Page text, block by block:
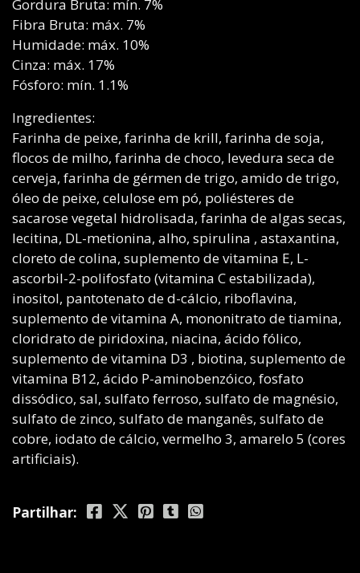
Gordura Bruta: mín. 7%
Fibra Bruta: máx. 7%
Humidade: máx. 10%
Cinza: máx. 17%
Fósforo: mín. 1.1%
Ingredientes:
Farinha de peixe, farinha de krill, farinha de soja,
flocos de milho, farinha de choco, levedura seca de
cerveja, farinha de gérmen de trigo, amido de trigo,
óleo de peixe, celulose em pó, poliésteres de
sacarose vegetal hidrolisada, farinha de algas secas,
lecitina, DL-metionina, alho, spirulina , astaxantina,
cloreto de colina, suplemento de vitamina E, L-
ascorbil-2-polifosfato (vitamina C estabilizada),
inositol, pantotenato de d-cálcio, riboflavina,
suplemento de vitamina A, mononitrato de tiamina,
cloridrato de piridoxina, niacina, ácido fólico,
suplemento de vitamina D3 , biotina, suplemento de
vitamina B12, ácido P-aminobenzóico, fosfato
dissódico, sal, sulfato ferroso, sulfato de magnésio,
sulfato de zinco, sulfato de manganês, sulfato de
cobre, iodato de cálcio, vermelho 3, amarelo 5 (cores
artificiais).
Partilhar: